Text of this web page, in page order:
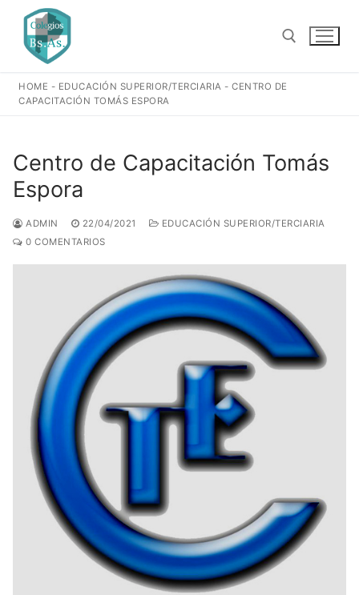
contenido
Buscar:
HOME - EDUCACIÓN SUPERIOR/TERCIARIA -CENTRO DE
CAPACITACIÓN TOMÁS ESPORA
Centro de Capacitación Tomás
Espora
ADMIN 22/04/2021
EDUCACIÓN SUPERIOR/TERCIARIA
0 COMENTARIOS